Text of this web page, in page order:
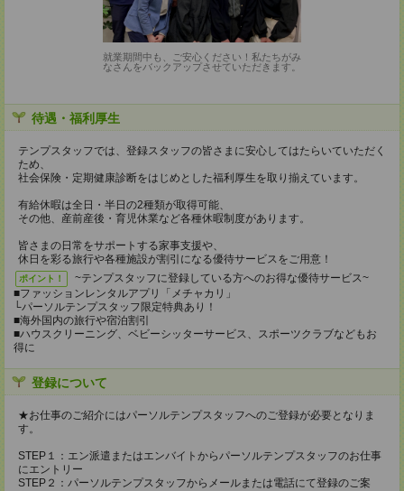
就業期間中も、ご安心ください！私たちがみ
なさんをバックアップさせていただきます。
待遇・福利厚生
テンプスタッフでは、登録スタッフの皆さまに安心してはたらいていただく
ため、
社会保険・定期健康診断をはじめとした福利厚生を取り揃えています。
有給休暇は全日・半日の2種類が取得可能、
その他、産前産後・育児休業など各種休暇制度があります。
皆さまの日常をサポートする家事支援や、
休日を彩る旅行や各種施設が割引になる優待サービスをご用意！
ポイント！
~テンプスタッフに登録している方へのお得な優待サービス~
■ファッションレンタルアプリ「メチャカリ」
└パーソルテンプスタッフ限定特典あり！
■海外国内の旅行や宿泊割引
■ハウスクリーニング、ベビーシッターサービス、スポーツクラブなどもお
得に
登録について
★お仕事のご紹介にはパーソルテンプスタッフへのご登録が必要となりま
す。
STEP１：エン派遣またはエンバイトからパーソルテンプスタッフのお仕事
にエントリー
STEP２：パーソルテンプスタッフからメールまたは電話にて登録のご案